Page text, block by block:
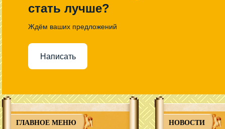
стать лучше?
Ждём ваших предложений
Написать
ГЛАВНОЕ МЕНЮ НОВОСТИ